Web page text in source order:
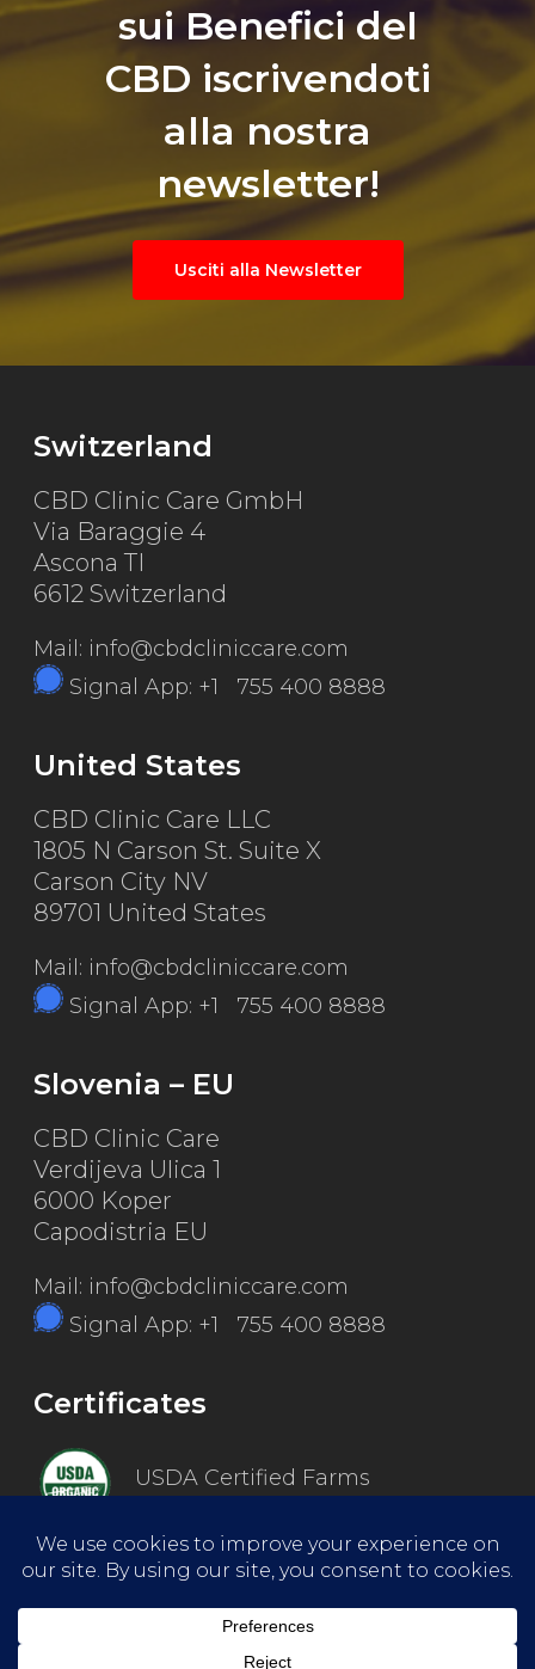
sui Benefici del
CBD iscrivendoti
alla nostra
newsletter!
Usciti alla Newsletter
Switzerland
CBD Clinic Care GmbH
Via Baraggie 4
Ascona TI
6612 Switzerland
Mail: info@cbdcliniccare.com
Signal App: +1 755 400 8888
United States
CBD Clinic Care LLC
1805 N Carson St. Suite X
Carson City NV
89701 United States
Mail: info@cbdcliniccare.com
Signal App: +1 755 400 8888
Slovenia – EU
CBD Clinic Care
Verdijeva Ulica 1
6000 Koper
Capodistria EU
Mail: info@cbdcliniccare.com
Signal App: +1 755 400 8888
Certificates
USDA Certified Farms
Good Manufacturing Practice